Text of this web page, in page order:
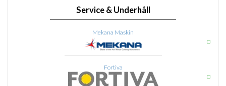
Service & Underhåll
Mekana Maskin
Fortiva